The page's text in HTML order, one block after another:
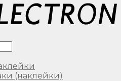
(наклейки)